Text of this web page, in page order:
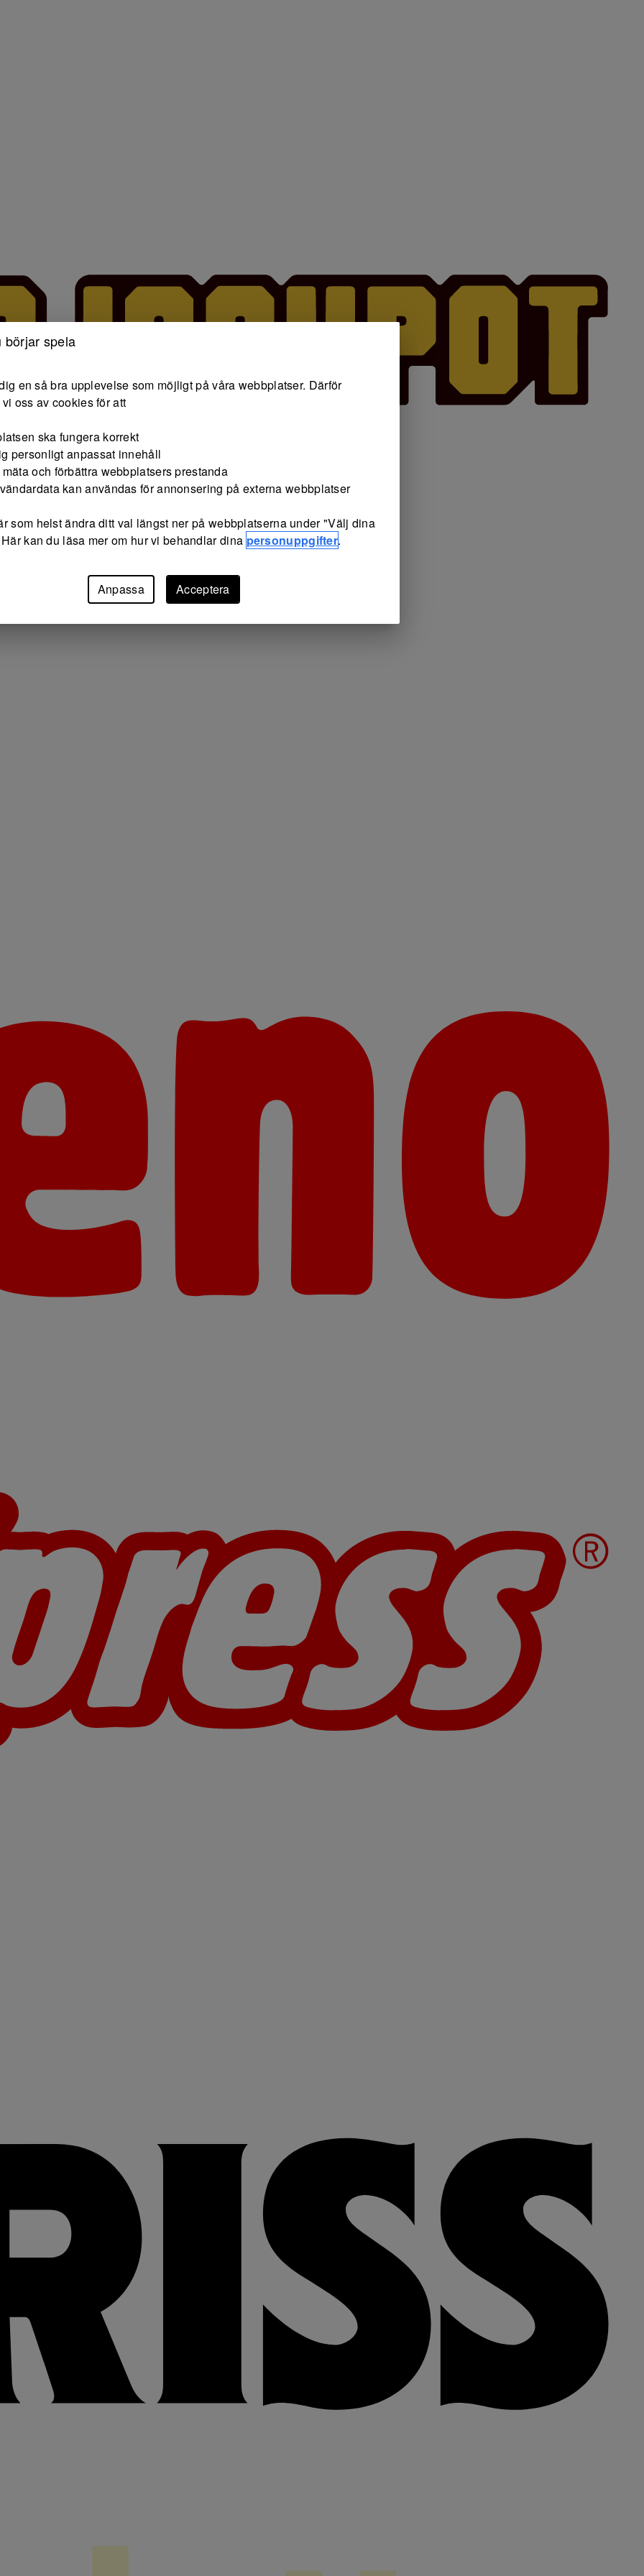
börjar spela
en så bra upplevelse som möjligt på våra webbplatser. Därför
oss av cookies för att
ska fungera korrekt
personligt anpassat innehåll
och förbättra webbplatsers prestanda
kan användas för annonsering på externa webbplatser
som helst ändra ditt val längst ner på webbplatserna under "Välj dina
kan du läsa mer om hur vi behandlar dina personuppgifter.
Anpassa Acceptera